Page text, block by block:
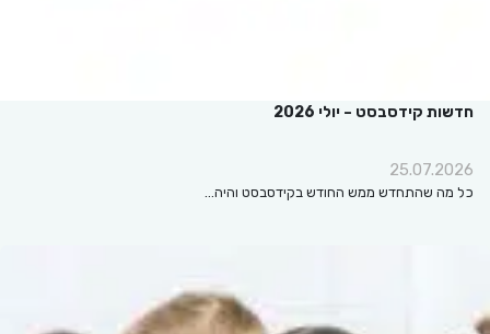
חדשות קידסבסט – יולי 2026
25.07.2026
כל מה שהתחדש ממש החודש בקידסבסט והיה…